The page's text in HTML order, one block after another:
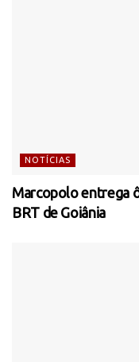
NOTÍCIAS
Marcopolo entrega
BRT de Goiânia